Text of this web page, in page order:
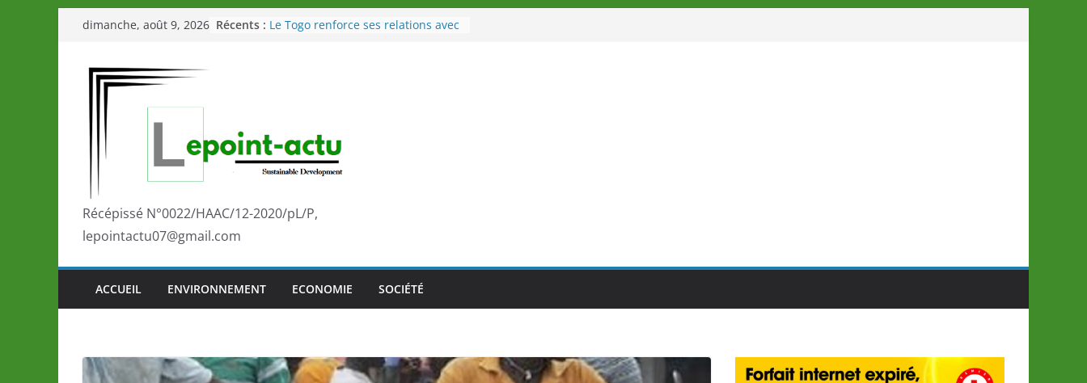
Passer
contenu
dimanche, août 9, 2026 Récents : Le Togo renforce ses relations avec
marque de confiance au Togo sur
la scène internationale au-delà des
performances de ses athlètes
développement?
Récépissé N°0022/HAAC/12-2020/pL/P,
lepointactu07@gmail.com
ACCUEIL ENVIRONNEMENT ECONOMIE SOCIÉTÉ